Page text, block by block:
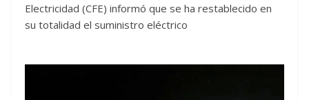
Electricidad (CFE) informó que se ha restablecido en
su totalidad el suministro eléctrico